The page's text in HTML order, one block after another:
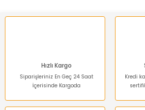
Ürün bilgilerinde hatalar bulunuyor.
Hızlı Kargo
Siparişleriniz En Geç 24 Saat
İçerisinde Kargoda
Kredi